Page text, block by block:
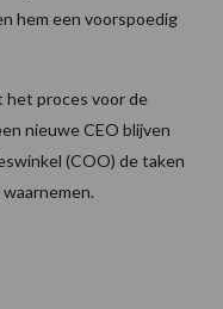
hem een voorspoedig
het proces voor de
nieuwe CEO blijven
(COO) de taken